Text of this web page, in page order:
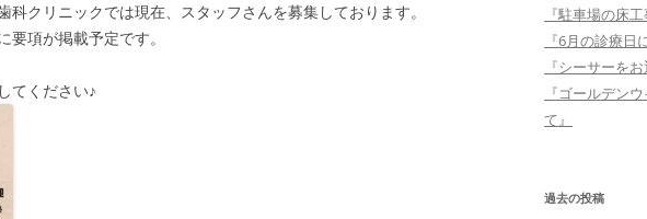
クリニックでは現在、スタッフさんを募集しております。
要項が掲載予定です。
てください♪
『駐車場の床
『6月の診療日
『シーサーを
『ゴールデン
て』
過去の投稿